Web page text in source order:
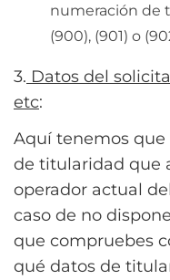
numeración de
(900), (901) o
3. Datos del
etc:
Aquí tenemos
de titularidad que
operador actual
caso de no
que compruebes
qué datos de